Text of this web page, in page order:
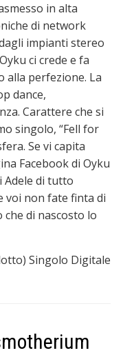
in alta
di network
impianti stereo
ci crede e fa
alla perfezione. La
dance,
Carattere che si
singolo, “Fell for
Se vi capita
Facebook di Oyku
Adele di tutto
voi non fate finta di
di nascosto lo
Singolo Digitale